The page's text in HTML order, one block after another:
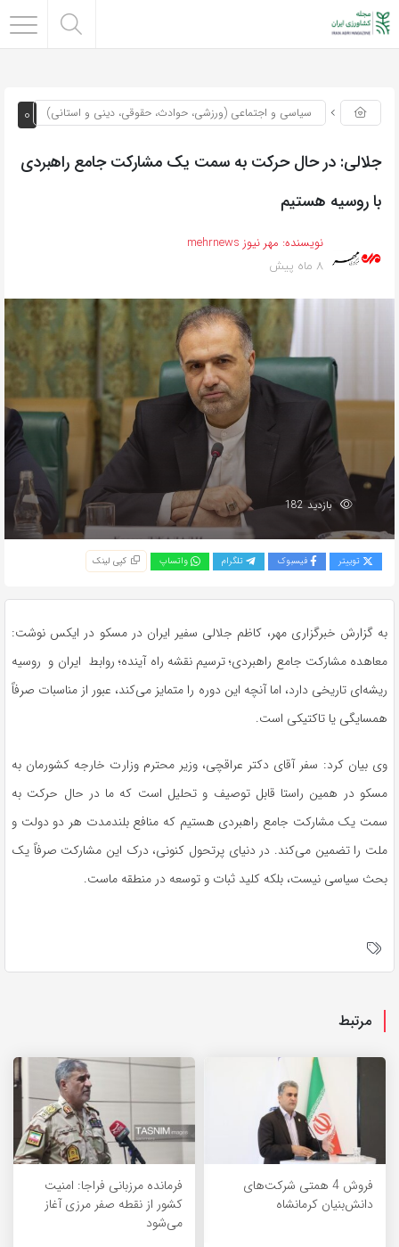
0 سیاسی و اجتماعی (ورزشی، حوادث، حقوقی، دینی و استانی)
جلالی: در حال حرکت به سمت یک مشارکت جامع راهبردی
با روسیه هستیم
نویسنده: مهر نیوز mehrnews
8 ماه پیش
بازدید 182
توییتر فیسبوک تلگرام واتساپ کپی لینک
به گزارش خبرگزاری مهر، کاظم جلالی سفیر ایران در مسکو در ایکس نوشت:
معاهده مشارکت جامع راهبردی؛ ترسیم نقشه راه آینده؛ ‏روابط ⁧ ایران⁩ و ⁧ روسیه⁩
ریشه‌ای تاریخی دارد، اما آنچه این دوره را متمایز می‌کند، عبور از مناسبات صرفاً
همسایگی یا تاکتیکی است.
وی بیان کرد: سفر آقای دکتر عراقچی، وزیر محترم وزارت خارجه کشورمان به
مسکو در همین راستا قابل توصیف و تحلیل است که ما در حال حرکت به
سمت یک مشارکت جامع راهبردی هستیم که منافع بلندمدت هر دو دولت و
ملت را تضمین می‌کند. ‏در دنیای پرتحول کنونی، درک این مشارکت صرفاً یک
بحث سیاسی نیست، بلکه کلید ثبات و توسعه در منطقه ماست.
مرتبط
فروش 4 همتی شرکت‌های
دانش‌بنیان کرمانشاه
فرمانده مرزبانی فراجا: امنیت
کشور از نقطه صفر مرزی آغاز
می‌شود